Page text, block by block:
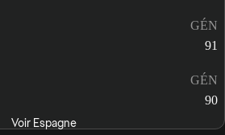
GÉN
91
GÉN
90
Voir Espagne